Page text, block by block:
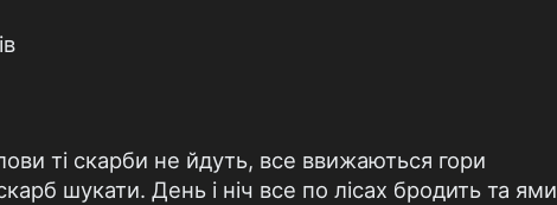
ті скарби не йдуть, все ввижаються гори
шукати. День і ніч все по лісах бродить та ями